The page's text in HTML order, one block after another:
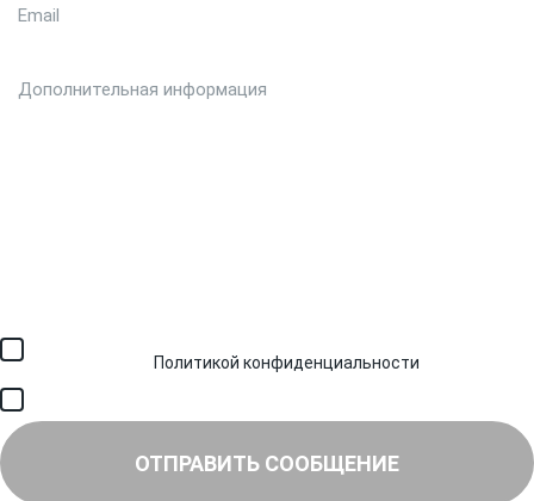
Политикой конфиденциальности
ОТПРАВИТЬ СООБЩЕНИЕ